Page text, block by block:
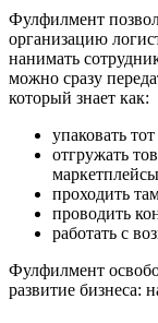
Фулфилмент
организацию
нанимать
можно сразу
который знает как:
упаковать
отгружать
проходить
проводить
работать с
Фулфилмент
развитие бизнеса: